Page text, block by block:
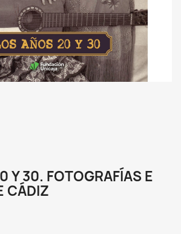
Y 30. FOTOGRAFÍAS E
CÁDIZ